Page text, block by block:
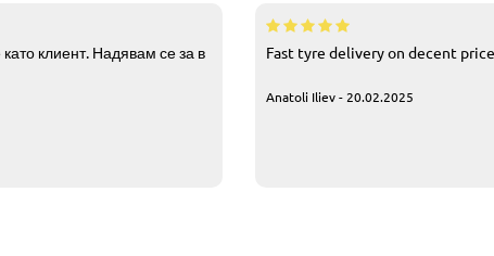
клиент. Надявам се за в
Fast tyre delivery on decent
Anatoli Iliev - 20.02.2025